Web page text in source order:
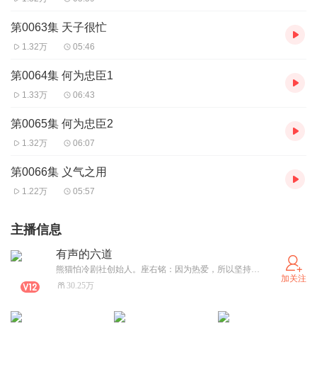
第0063集 天子很忙
1.32万 05:46
第0064集 何为忠臣1
1.33万 06:43
第0065集 何为忠臣2
1.32万 06:07
第0066集 义气之用
1.22万 05:57
主播信息
有声的六道
熊猫怕冷剧社创始人。座右铭：因为热爱，所以坚持；因为喜欢，所以努力。我是有声的六道，喜欢的小伙伴们记得关注，订阅，分享我的作品哦，我在喜马拉雅等着你们！
30.25万
加关注